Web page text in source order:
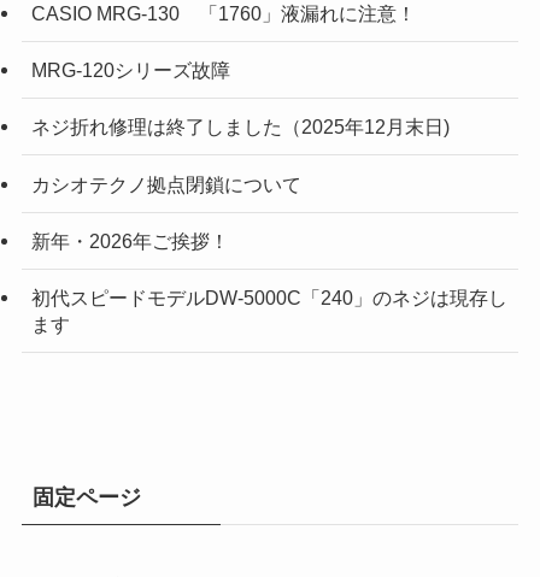
CASIO MRG-130 「1760」液漏れに注意！
MRG-120シリーズ故障
ネジ折れ修理は終了しました（2025年12月末日)
カシオテクノ拠点閉鎖について
新年・2026年ご挨拶！
初代スピードモデルDW-5000C「240」のネジは現存し
ます
固定ページ